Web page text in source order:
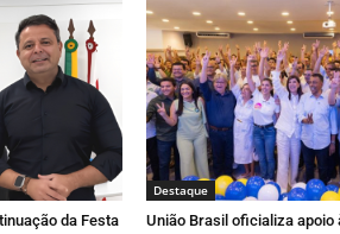
da Festa
Destaque
União Brasil oficializa apoio